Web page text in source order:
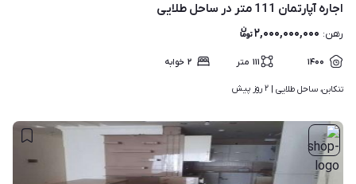
اجاره آپارتمان 111 متر در ساحل طلایی
رهن: ۲,۰۰۰,۰۰۰,۰۰۰
۱۴۰۰ ۱۱۱ متر ۲ خوابه
تنکابن، ساحل طلایی | ۲ روز پیش